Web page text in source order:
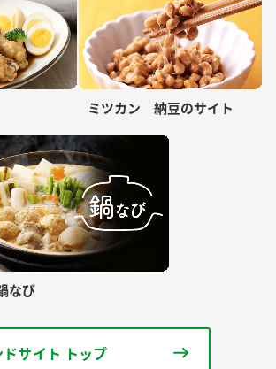
ミツカン 納豆のサイト
なび
ドサイト トップ